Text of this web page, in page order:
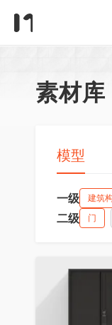
素材库
模型
一级 建筑
二级 门
收藏